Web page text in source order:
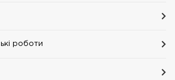
роботи